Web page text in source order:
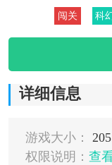
闯关 科
详细信息
游戏大小：
权限说明： 查